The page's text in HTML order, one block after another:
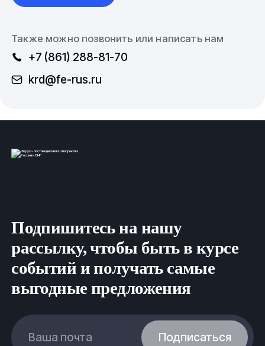
Также можно позвонить или написать нам
+7 (861) 288-81-70
krd@fe-rus.ru
Подпишитесь на нашу
рассылку, чтобы быть в курсе
событий и получать самые
выгодные предложения
Ваша почта Подписаться